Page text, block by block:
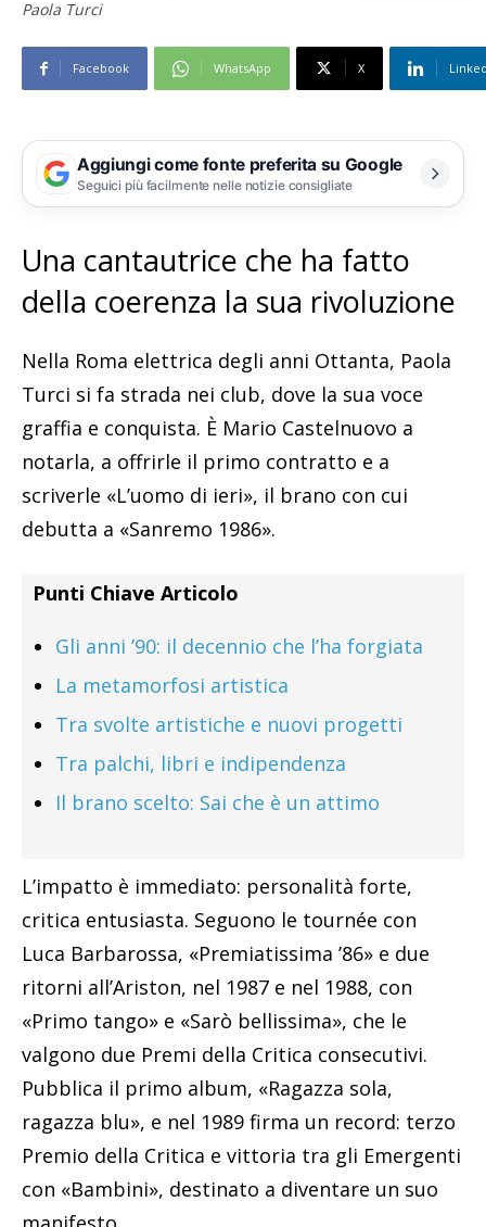
Paola Turci
Facebook WhatsApp X
Aggiungi come fonte preferita su Google
Seguici più facilmente nelle notizie consigliate
Una cantautrice che ha fatto
della coerenza la sua rivoluzione
Nella Roma elettrica degli anni Ottanta, Paola
Turci si fa strada nei club, dove la sua voce
graffia e conquista. È Mario Castelnuovo a
notarla, a offrirle il primo contratto e a
scriverle «L’uomo di ieri», il brano con cui
debutta a «Sanremo 1986».
Punti Chiave Articolo
Gli anni ’90: il decennio che l’ha forgiata
La metamorfosi artistica
Tra svolte artistiche e nuovi progetti
Tra palchi, libri e indipendenza
Il brano scelto: Sai che è un attimo
L’impatto è immediato: personalità forte,
critica entusiasta. Seguono le tournée con
Luca Barbarossa, «Premiatissima ’86» e due
ritorni all’Ariston, nel 1987 e nel 1988, con
«Primo tango» e «Sarò bellissima», che le
valgono due Premi della Critica consecutivi.
Pubblica il primo album, «Ragazza sola,
ragazza blu», e nel 1989 firma un record: terzo
Premio della Critica e vittoria tra gli Emergenti
con «Bambini», destinato a diventare un suo